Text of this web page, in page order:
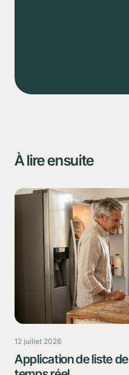
À lire ensuite
12 juillet 2026
Application de liste